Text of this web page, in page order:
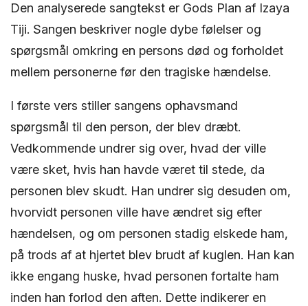
Den analyserede sangtekst er Gods Plan af Izaya
Tiji. Sangen beskriver nogle dybe følelser og
spørgsmål omkring en persons død og forholdet
mellem personerne før den tragiske hændelse.
I første vers stiller sangens ophavsmand
spørgsmål til den person, der blev dræbt.
Vedkommende undrer sig over, hvad der ville
være sket, hvis han havde været til stede, da
personen blev skudt. Han undrer sig desuden om,
hvorvidt personen ville have ændret sig efter
hændelsen, og om personen stadig elskede ham,
på trods af at hjertet blev brudt af kuglen. Han kan
ikke engang huske, hvad personen fortalte ham
inden han forlod den aften. Dette indikerer en